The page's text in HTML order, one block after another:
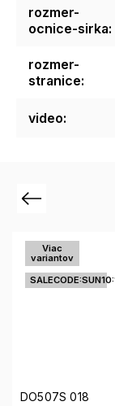
rozmer-
ocnice-sirka:
rozmer-
stranice:
video:
Previous